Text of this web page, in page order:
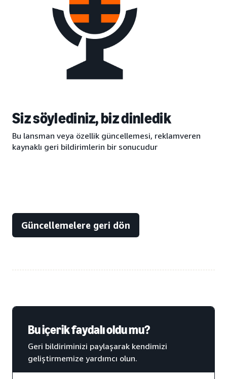
Siz söylediniz, biz dinledik
Bu lansman veya özellik güncellemesi, reklamveren
kaynaklı geri bildirimlerin bir sonucudur
Güncellemelere geri dön
Bu içerik faydalı oldu mu?
Geri bildiriminizi paylaşarak kendimizi
geliştirmemize yardımcı olun.